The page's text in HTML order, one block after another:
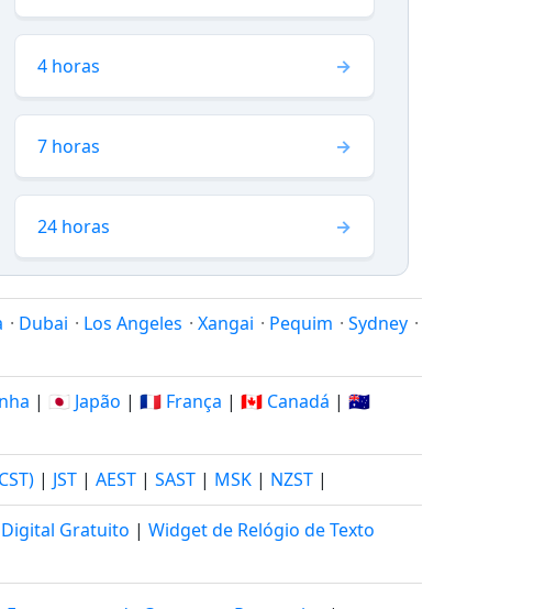
4 horas
7 horas
24 horas
· Dubai · Los Angeles · Xangai · Pequim · Sydney ·
| 🇯🇵 Japão | 🇫🇷 França | 🇨🇦 Canadá | 🇦🇺
| JST | AEST | SAST | MSK | NZST |
Gratuito | Widget de Relógio de Texto